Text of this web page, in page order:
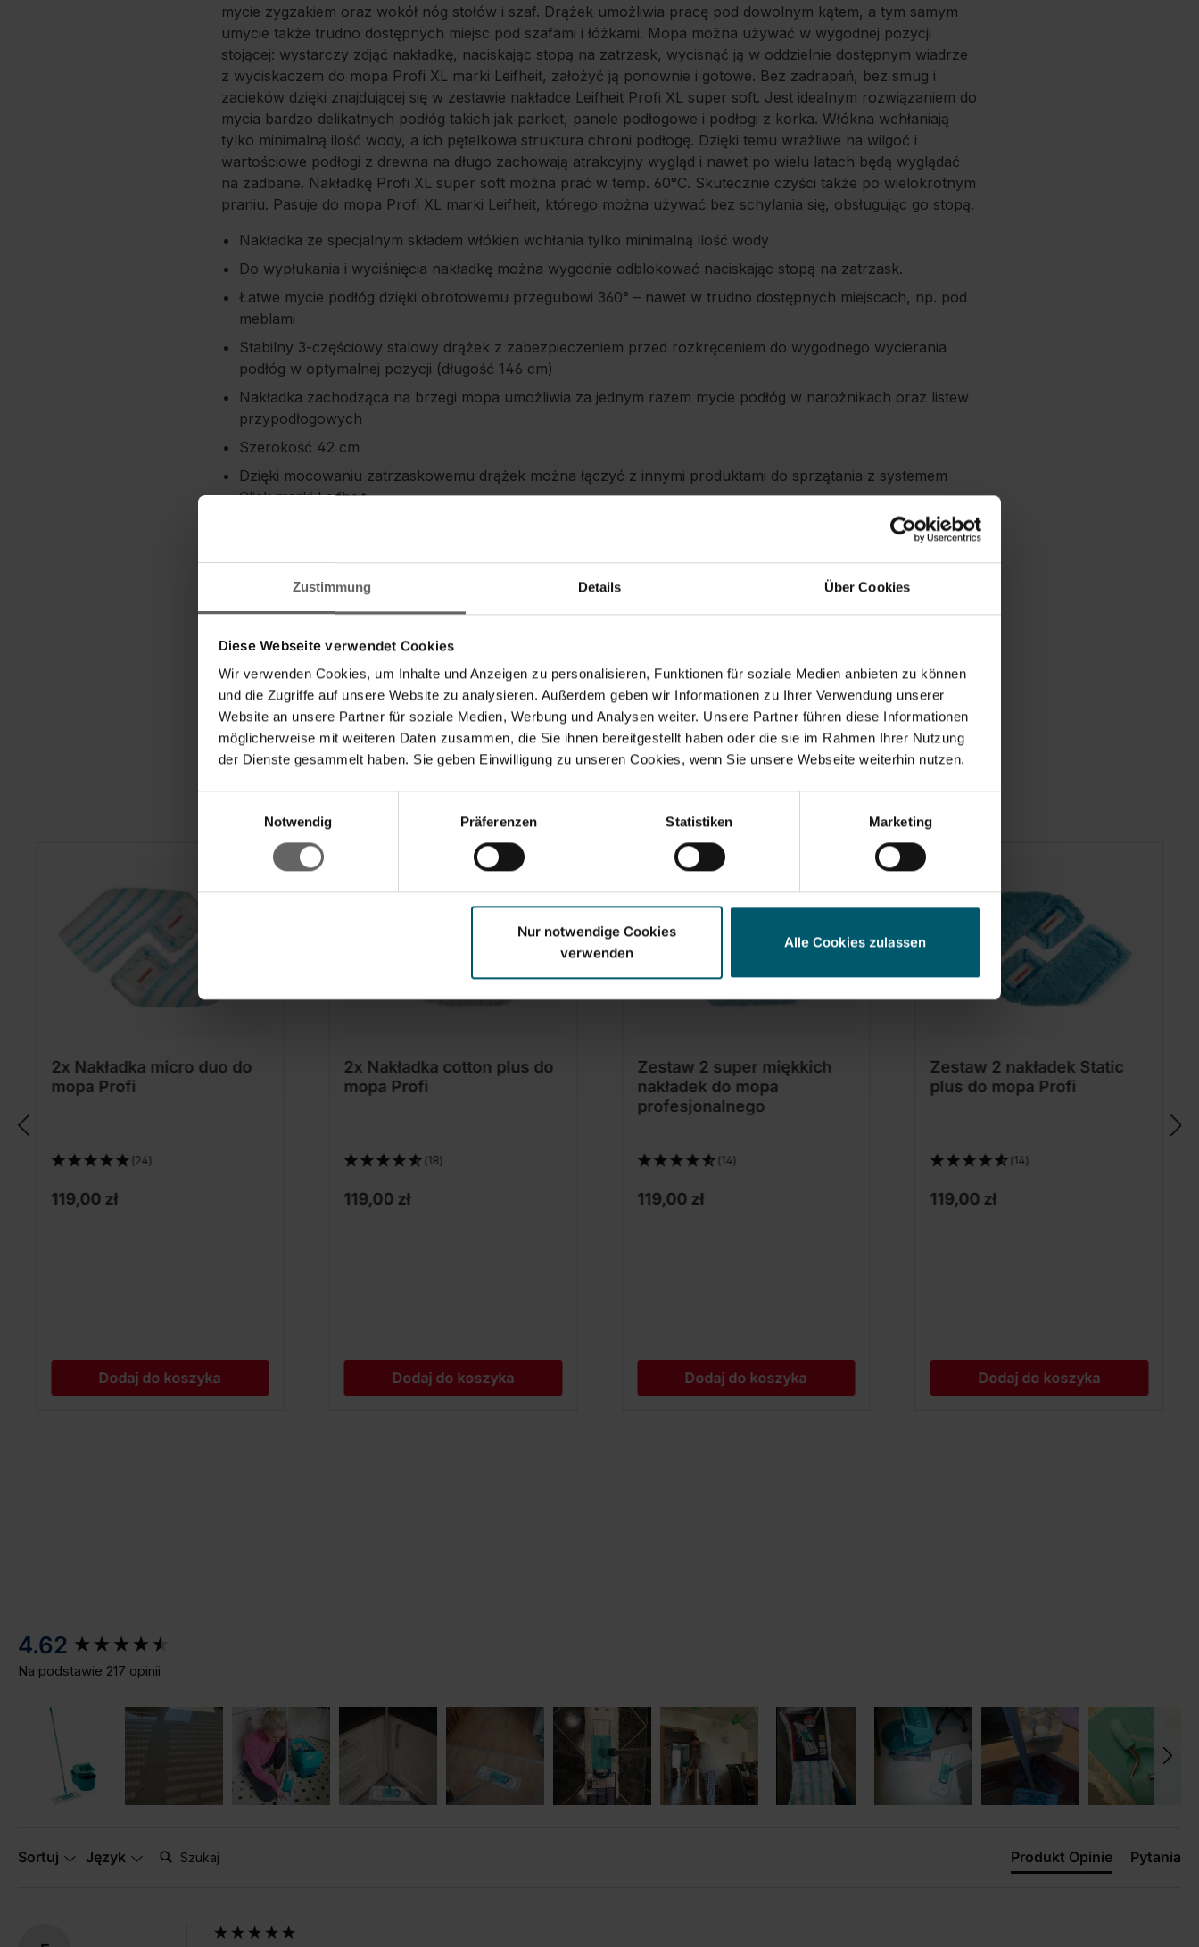
Zustimmung Details Über Cookies
Diese Webseite verwendet Cookies
Wir verwenden Cookies, um Inhalte und Anzeigen zu personalisieren, Funktionen für soziale Medien anbieten zu können
und die Zugriffe auf unsere Website zu analysieren. Außerdem geben wir Informationen zu Ihrer Verwendung unserer
Website an unsere Partner für soziale Medien, Werbung und Analysen weiter. Unsere Partner führen diese Informationen
möglicherweise mit weiteren Daten zusammen, die Sie ihnen bereitgestellt haben oder die sie im Rahmen Ihrer Nutzung
der Dienste gesammelt haben. Sie geben Einwilligung zu unseren Cookies, wenn Sie unsere Webseite weiterhin nutzen.
Notwendig
Präferenzen Statistiken Marketing
Nur notwendige Cookies
verwenden
Alle Cookies zulassen
mycie zygzakiem oraz wokół nóg stołów i szaf. Drążek umożliwia pracę pod dowolnym kątem, a tym samym
umycie także trudno dostępnych miejsc pod szafami i łóżkami. Mopa można używać w wygodnej pozycji
stojącej: wystarczy zdjąć nakładkę, naciskając stopą na zatrzask, wycisnąć ją w oddzielnie dostępnym wiadrze
z wyciskaczem do mopa Profi XL marki Leifheit, założyć ją ponownie i gotowe. Bez zadrapań, bez smug i
zacieków dzięki znajdującej się w zestawie nakładce Leifheit Profi XL super soft. Jest idealnym rozwiązaniem do
mycia bardzo delikatnych podłóg takich jak parkiet, panele podłogowe i podłogi z korka. Włókna wchłaniają
tylko minimalną ilość wody, a ich pętelkowa struktura chroni podłogę. Dzięki temu wrażliwe na wilgoć i
wartościowe podłogi z drewna na długo zachowają atrakcyjny wygląd i nawet po wielu latach będą wyglądać
na zadbane. Nakładkę Profi XL super soft można prać w temp. 60°C. Skutecznie czyści także po wielokrotnym
praniu. Pasuje do mopa Profi XL marki Leifheit, którego można używać bez schylania się, obsługując go stopą.
Nakładka ze specjalnym składem włókien wchłania tylko minimalną ilość wody
Do wypłukania i wyciśnięcia nakładkę można wygodnie odblokować naciskając stopą na zatrzask.
Łatwe mycie podłóg dzięki obrotowemu przegubowi 360° – nawet w trudno dostępnych miejscach, np. pod
meblami
Stabilny 3-częściowy stalowy drążek z zabezpieczeniem przed rozkręceniem do wygodnego wycierania
podłóg w optymalnej pozycji (długość 146 cm)
Nakładka zachodząca na brzegi mopa umożliwia za jednym razem mycie podłóg w narożnikach oraz listew
przypodłogowych
Szerokość 42 cm
Dzięki mocowaniu zatrzaskowemu drążek można łączyć z innymi produktami do sprzątania z systemem
Click marki Leifheit
Dostępne oddzielnie: wiadro z wyciskaczem do mopa Profi XL / Compact umożliwiające łatwe wyciskanie
Instrukcje bezpieczeństwa
Zestawy i akcesoria
2x Nakładka micro duo do
mopa Profi
(24)
119,00 zł
Dodaj do koszyka
2x Nakładka cotton plus do
mopa Profi
(18)
119,00 zł
Dodaj do koszyka
Zestaw 2 super miękkich
nakładek do mopa
profesjonalnego
(14)
119,00 zł
Dodaj do koszyka
Zestaw 2 nakładek Static
plus do mopa Profi
(14)
119,00 zł
Dodaj do koszyka
4.62
Na podstawie 217 opinii
Sortuj Język Szukaj: Produkt Opinie Pytania
New content loaded